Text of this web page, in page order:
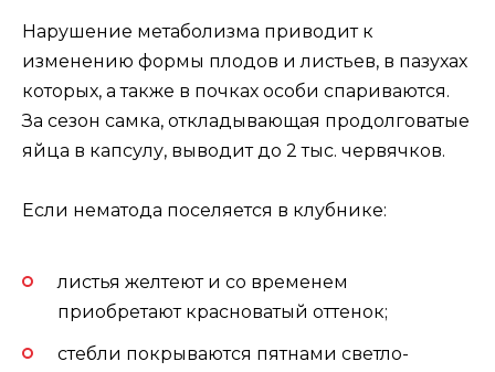
Нарушение метаболизма приводит к
изменению формы плодов и листьев, в пазухах
которых, а также в почках особи спариваются.
За сезон самка, откладывающая продолговатые
яйца в капсулу, выводит до 2 тыс. червячков.
Если нематода поселяется в клубнике:
листья желтеют и со временем
приобретают красноватый оттенок;
стебли покрываются пятнами светло-